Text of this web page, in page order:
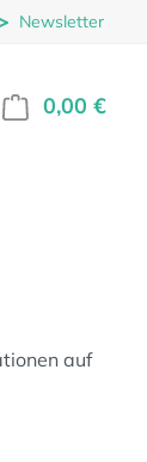
Newsletter
0,00 €
auf